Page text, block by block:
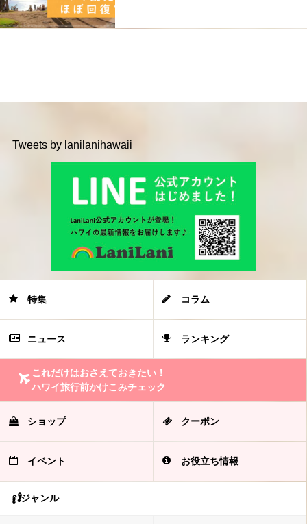
Tweets by lanilanihawaii
特集 コラム
ニュース ランキング
これだけはおさえておきたい！
ハワイ旅行前かけこみチェック
ショップ クーポン
イベント お役立ち情報
ジャンル